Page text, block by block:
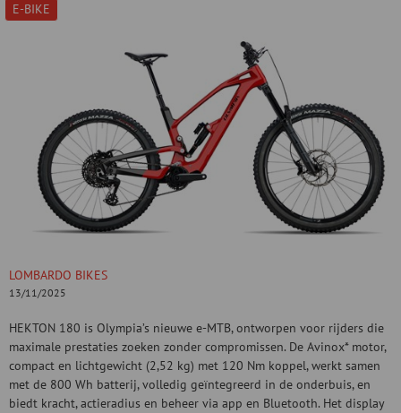
E-BIKE
LOMBARDO BIKES
13/11/2025
HEKTON 180 is Olympia’s nieuwe e-MTB, ontworpen voor rijders die
maximale prestaties zoeken zonder compromissen. De Avinox* motor,
compact en lichtgewicht (2,52 kg) met 120 Nm koppel, werkt samen
met de 800 Wh batterij, volledig geïntegreerd in de onderbuis, en
biedt kracht, actieradius en beheer via app en Bluetooth. Het display